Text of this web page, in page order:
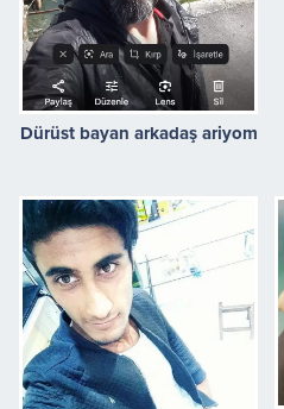
Dürüst bayan arkadaş ariyom